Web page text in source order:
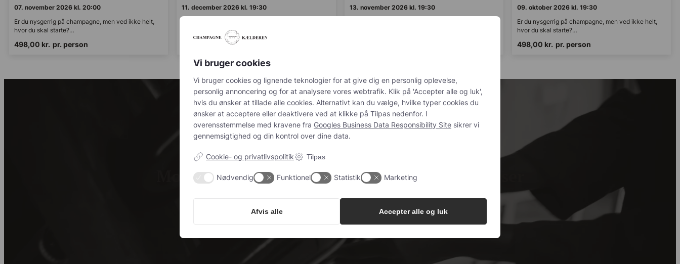
07. november 2026 kl. 20:00
Er du nysgerrig på champagne, men ved ikke helt,
hvor du skal starte?…
498,00 kr. pr. person
11. december 2026 kl. 19:30
hvor du skal starte?…
pr. person
13. november 2026 kl. 19:30
09. oktober 2026 kl. 19:30
Er du nysgerrig på champagne, men ved ikke helt,
hvor du skal starte?…
498,00 kr. pr. person
Modtag champagnenyheder, tips og gode priser
Tilmeld dig vores nyhedsbrev og modtag eksklusive champagnenyheder, tips og gode priser
Vi bruger cookies
Vi bruger cookies og lignende teknologier for at give dig en personlig oplevelse, personlig
annoncering og for at analysere vores webtrafik. Klik på 'Accepter alle og luk', hvis du
ønsker at tillade alle cookies. Alternativt kan du vælge, hvilke typer cookies du ønsker at
acceptere eller deaktivere ved at klikke på Tilpas nedenfor. I overensstemmelse med
kravene fraGoogles Business Data Responsibility Sitesikrer vi gennemsigtighed og din
kontrol over dine data.
Cookie- og privatlivspolitik Tilpas
Nødvendig Funktionel Statistik Marketing
Afvis alle Accepter alle og luk